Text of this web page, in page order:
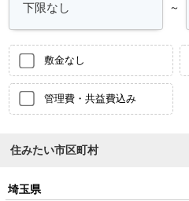
～
敷金なし
管理費・共益費込み
住みたい市区町村
埼玉県